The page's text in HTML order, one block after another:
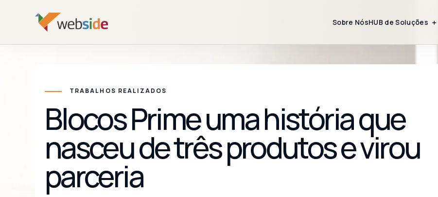
Sobre NósHUB de Soluções ＋
TRABALHOS REALIZADOS
Blocos Prime uma história que
nasceu de três produtos e virou
parceria